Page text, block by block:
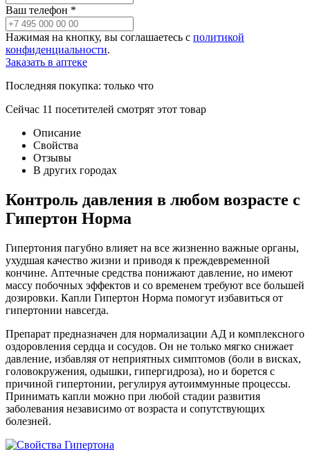
Ваш телефон *
Нажимая на кнопку, вы соглашаетесь с политикой
конфиденциальности.
Заказать в аптеке
Последняя покупка: только что
Сейчас 11 посетителей смотрят этот товар
Описание
Свойства
Отзывы
В других городах
Контроль давления в любом возрасте с
Гипертон Норма
Гипертония пагубно влияет на все жизненно важные органы,
ухудшая качество жизни и приводя к преждевременной
кончине. Аптечные средства понижают давление, но имеют
массу побочных эффектов и со временем требуют все большей
дозировки. Капли Гипертон Норма помогут избавиться от
гипертонии навсегда.
Препарат предназначен для нормализации АД и комплексного
оздоровления сердца и сосудов. Он не только мягко снижает
давление, избавляя от неприятных симптомов (боли в висках,
головокружения, одышки, гипергидроза), но и борется с
причиной гипертонии, регулируя аутоиммунные процессы.
Принимать капли можно при любой стадии развития
заболевания независимо от возраста и сопутствующих
болезней.